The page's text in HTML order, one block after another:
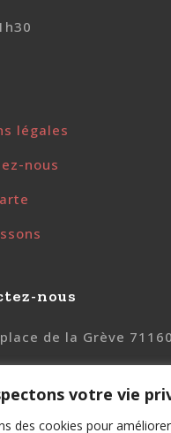
votre vie
des cookies pour
légales
nous
nous
de la Grève